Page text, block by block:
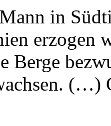
in
erzogen
Berge
(…)